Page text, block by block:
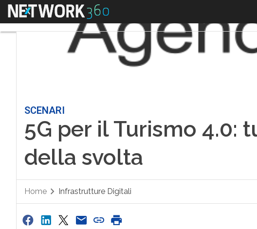
Menu
SCENARI
5G per il Turismo 4.0:
della svolta
Home Infrastrutture Digitali